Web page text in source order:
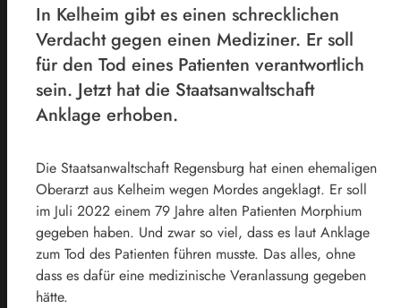
In Kelheim gibt es einen schrecklichen
Verdacht gegen einen Mediziner. Er soll
für den Tod eines Patienten verantwortlich
sein. Jetzt hat die Staatsanwaltschaft
Anklage erhoben.
Die Staatsanwaltschaft Regensburg hat einen ehemaligen
Oberarzt aus Kelheim wegen Mordes angeklagt. Er soll
im Juli 2022 einem 79 Jahre alten Patienten Morphium
gegeben haben. Und zwar so viel, dass es laut Anklage
zum Tod des Patienten führen musste. Das alles, ohne
dass es dafür eine medizinische Veranlassung gegeben
hätte.